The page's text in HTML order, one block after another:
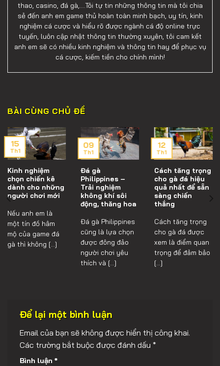
thao, casino, đá gà,….Tôi tự tin những thông tin mà tôi chia
sẻ đến anh em game thủ hoàn toàn minh bạch, uy tín, kinh
nghiệm cá cược và hiểu rõ được ngành cá độ online trực
tuyến, luôn cập nhật thông tin thường xuyên, tôi cam kết
anh em sẽ có nhiều kinh nghiệm và thông tin hay để phục vụ
cá cược, kiếm tiền cho chính mình!
BÀI CÙNG CHỦ ĐỀ
Kinh nghiệm
chọn chiến kê
dành cho những
người chơi mới
Nếu anh em là
một tín đồ hâm
mộ của game đá
gà thì không [...]
15
Th1
Đá gà
Philippines –
Trải nghiệm
không khí sôi
động, thăng hoa
Đá gà Philippines
cũng là lựa chọn
được đông đảo
người chơi yêu
thích và [...]
09
Th1
Cách tăng trọng
cho gà đá hiệu
quả nhất để sẵn
sàng chiến
thắng
Cách tăng trọng
cho gà đá được
xem là điểm quan
trọng để đảm bảo
[...]
12
Th1
Để lại một bình luận
Email của bạn sẽ không được hiển thị công khai.
Các trường bắt buộc được đánh dấu *
Bình luận *